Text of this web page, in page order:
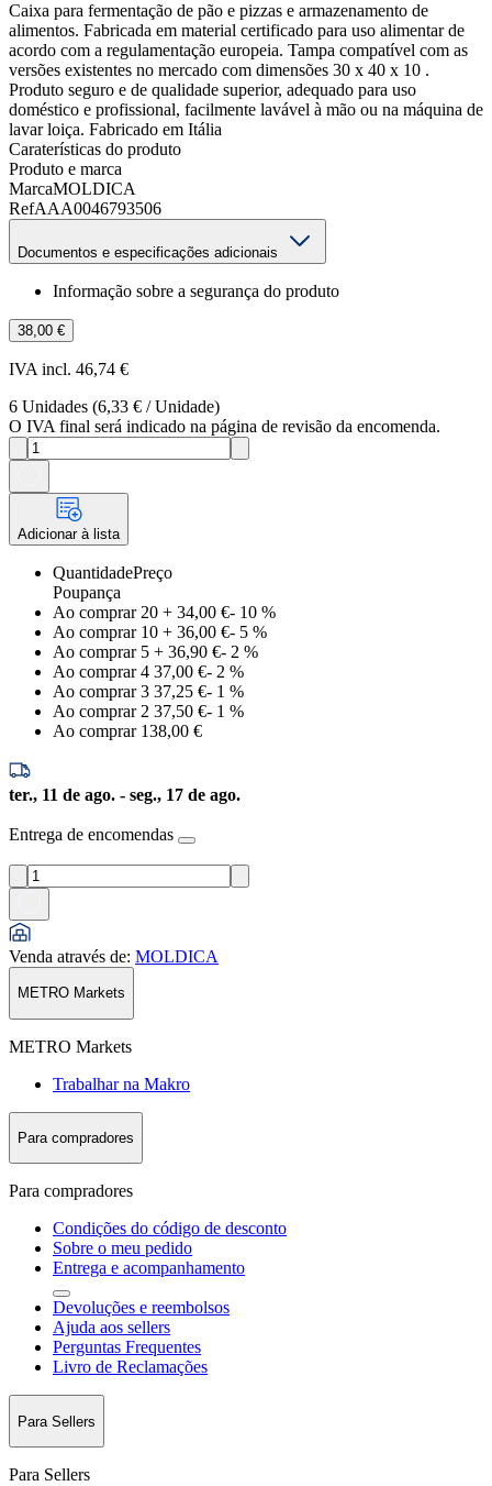
Caixa para fermentação de pão e pizzas e armazenamento de
alimentos. Fabricada em material certificado para uso alimentar de
acordo com a regulamentação europeia. Tampa compatível com as
versões existentes no mercado com dimensões 30 x 40 x 10 .
Produto seguro e de qualidade superior, adequado para uso
doméstico e profissional, facilmente lavável à mão ou na máquina de
lavar loiça. Fabricado em Itália
Caraterísticas do produto
Produto e marca
MarcaMOLDICA
RefAAA0046793506
Documentos e especificações adicionais
Informação sobre a segurança do produto
38,00 €
IVA incl. 46,74 €
6 Unidades (6,33 € /Unidade)
O IVA final será indicado na página de revisão da encomenda.
Adicionar à lista
QuantidadePreço
Poupança
Ao comprar 20 + 34,00 €- 10 %
Ao comprar 10 + 36,00 €- 5 %
Ao comprar 5 + 36,90 €- 2 %
Ao comprar 4 37,00 €- 2 %
Ao comprar 3 37,25 €- 1 %
Ao comprar 2 37,50 €- 1 %
Ao comprar 138,00 €
ter., 11 de ago. - seg., 17 de ago.
Entrega de encomendas
Venda através de: MOLDICA
METRO Markets
METRO Markets
Trabalhar na Makro
Para compradores
Para compradores
Condições do código de desconto
Sobre o meu pedido
Entrega e acompanhamento
Devoluções e reembolsos
Ajuda aos sellers
Perguntas Frequentes
Livro de Reclamações
Para Sellers
Para Sellers